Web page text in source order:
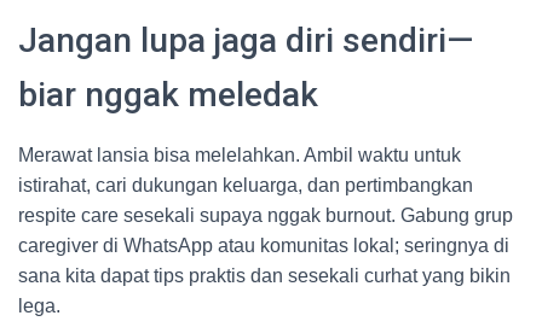
Jangan lupa jaga diri sendiri—
biar nggak meledak
Merawat lansia bisa melelahkan. Ambil waktu untuk
istirahat, cari dukungan keluarga, dan pertimbangkan
respite care sesekali supaya nggak burnout. Gabung grup
caregiver di WhatsApp atau komunitas lokal; seringnya di
sana kita dapat tips praktis dan sesekali curhat yang bikin
lega.